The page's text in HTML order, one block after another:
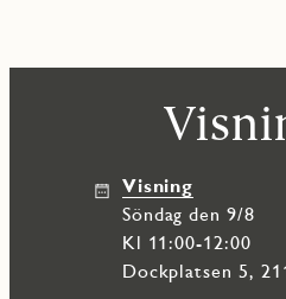
Visning
söndag den 9/8
Kl 11:00-12:00
Dockplatsen 5,